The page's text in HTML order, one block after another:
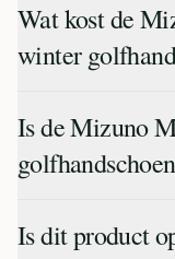
Wat kost de
winter
Is de Mizuno
Is dit product